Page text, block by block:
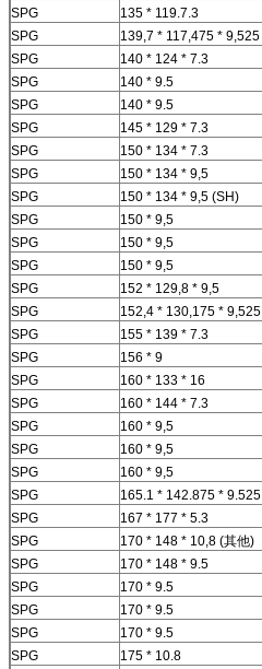
SPG
135 * 119.7.3
SPG
139,7 * 117,475 * 9,525
SPG
140 * 124 * 7.3
SPG
140 * 9.5
SPG
140 * 9.5
SPG
145 * 129 * 7.3
SPG
150 * 134 * 7.3
SPG
150 * 134 * 9,5
SPG
150 * 134 * 9,5 (SH)
SPG
150 * 9,5
SPG
150 * 9,5
SPG
150 * 9,5
SPG
152 * 129,8 * 9,5
SPG
152,4 * 130,175 * 9,525
SPG
155 * 139 * 7.3
SPG
156 * 9
SPG
160 * 133 * 16
SPG
160 * 144 * 7.3
SPG
160 * 9,5
SPG
160 * 9,5
SPG
160 * 9,5
SPG
165.1 * 142.875 * 9.525
SPG
167 * 177 * 5.3
SPG
170 * 148 * 10,8 (其他)
SPG
170 * 148 * 9.5
SPG
170 * 9.5
SPG
170 * 9.5
SPG
170 * 9.5
SPG
175 * 10.8